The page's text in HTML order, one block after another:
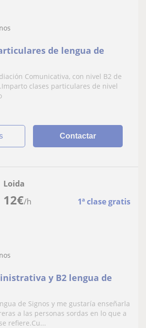
de lengua de
Comunicativa, con nivel B2 de
clases particulares de nivel
Contactar
12€/h 1ª clase gratis
Loida
y B2 lengua de
de Signos y me gustaría enseñarla
a las personas sordas en lo que a
refiere.Cu...